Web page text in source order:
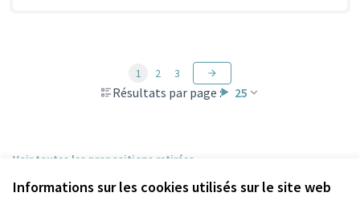
Informations sur les cookies utilisés sur le site web
Résultats par page : 25
1 2 3
Voir toutes les propositions retirées